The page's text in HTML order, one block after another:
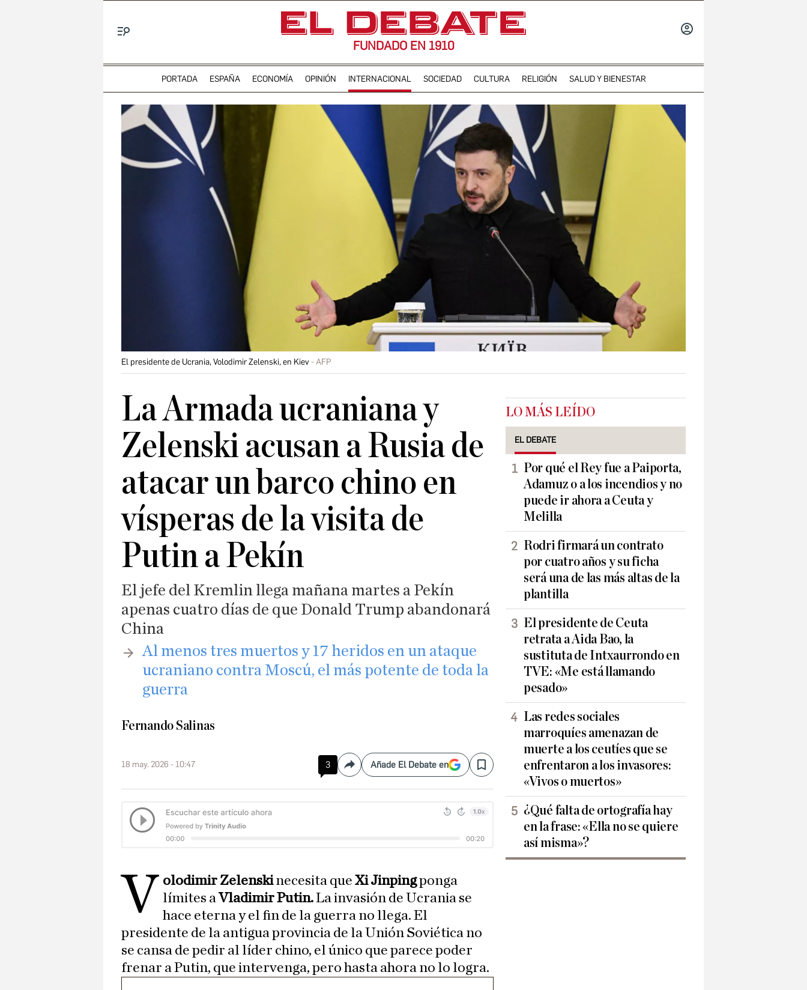
FUNDADO EN 1910
PORTADA ESPAÑA ECONOMÍA OPINIÓN INTERNACIONAL SOCIEDAD CULTURA RELIGIÓN SALUD Y BIENESTAR
El presidente de Ucrania, Volodimir Zelenski, en Kiev AFP
La Armada ucraniana y
Zelenski acusan a Rusia de
atacar un barco chino en
vísperas de la visita de
Putin a Pekín
El jefe del Kremlin llega mañana martes a Pekín
apenas cuatro días de que Donald Trump abandonará
China
Al menos tres muertos y 17 heridos en un ataque
ucraniano contra Moscú, el más potente de toda la
guerra
Fernando Salinas
18 may. 2026 - 10:47 3 CompartirAñade El Debate en Save
V olodimir Zelenskinecesita que Xi Jinpingponga
límites aVladimir Putin.La invasión de Ucrania se
hace eterna y el fin de la guerra no llega. El
presidente de la antigua provincia de la Unión Soviética no
se cansa de pedir al líder chino, el único que parece poder
frenar a Putin, que intervenga, pero hasta ahora no lo logra.
LO MÁS LEÍDO
EL DEBATE
Por qué el Rey fue a Paiporta,
Adamuz o a los incendios y no
puede ir ahora a Ceuta y
Melilla
Rodri firmará un contrato
por cuatro años y su ficha
será una de las más altas de la
plantilla
El presidente de Ceuta
retrata a Aida Bao, la
sustituta de Intxaurrondo en
TVE: «Me está llamando
pesado»
Las redes sociales
marroquíes amenazan de
muerte a los ceutíes que se
enfrentaron a los invasores:
«Vivos o muertos»
¿Qué falta de ortografía hay
en la frase: «Ella no se quiere
así misma»?